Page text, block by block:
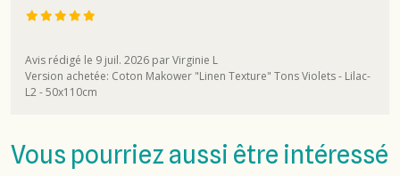
Avis rédigé le 9 juil. 2026 par Virginie L
Version achetée: Coton Makower "Linen Texture" Tons Violets - Lilac-
L2 - 50x110cm
Vous pourriez aussi être intéressé